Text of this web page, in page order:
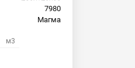
7980
Магма
м3